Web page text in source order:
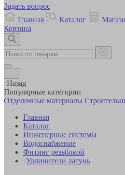
Задать вопрос
Главная
Каталог
Корзина
Назад
Популярные категории
Отделочные материалы
Главная
Каталог
Инженерные системы
Водоснабжение
Фитинг резьбовой
Удлинители латунь